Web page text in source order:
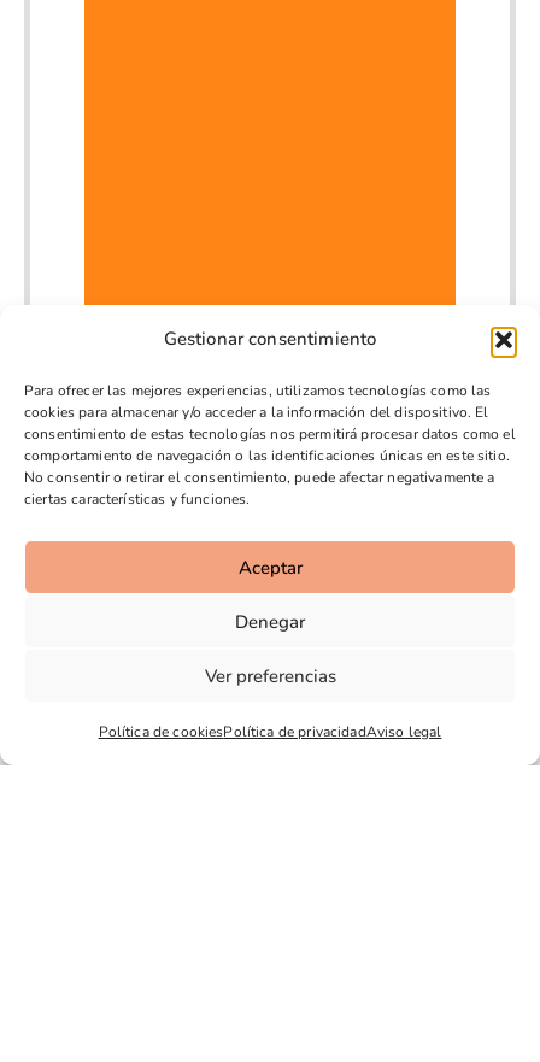
Gestionar consentimiento
Para ofrecer las mejores experiencias, utilizamos tecnologías como las
cookies para almacenar y/o acceder a la información del dispositivo. El
consentimiento de estas tecnologías nos permitirá procesar datos como el
comportamiento de navegación o las identificaciones únicas en este sitio.
No consentir o retirar el consentimiento, puede afectar negativamente a
ciertas características y funciones.
Aceptar
Denegar
Ver preferencias
Política de cookiesPolítica de privacidadAviso legal